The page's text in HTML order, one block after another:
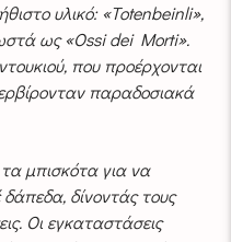
υλικό: «Totenbeinli»,
ως «Ossi dei Morti».
που προέρχονται
παραδοσιακά
μπισκότα για να
δίνοντάς τους
Οι εγκαταστάσεις